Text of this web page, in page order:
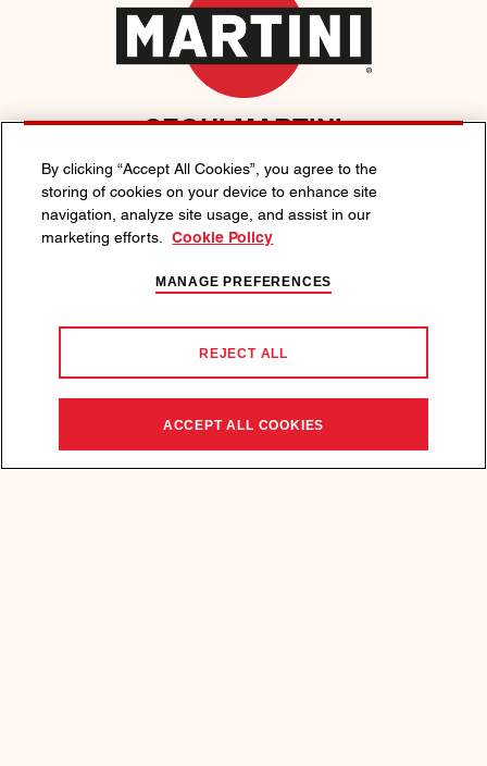
SEGUI MARTINI
ESPLORARE
Visitaci
Negozio
By clicking “Accept All Cookies”, you agree to the
storing of cookies on your device to enhance site
navigation, analyze site usage, and assist in our
marketing efforts.
Cookie Policy
MANAGE PREFERENCES
REJECT ALL
ACCEPT ALL COOKIES